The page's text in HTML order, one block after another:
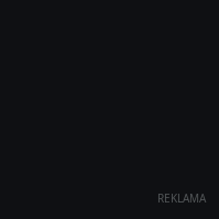
REKLAMA